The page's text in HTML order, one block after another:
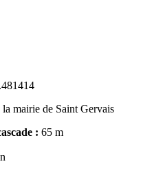
mairie de Saint Gervais
: 65 m